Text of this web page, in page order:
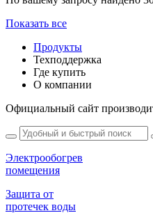
Показать все
Продукты
Техподдержка
Где купить
О компании
Официальный сайт
Электрообогрев
помещения
Защита от
протечек воды